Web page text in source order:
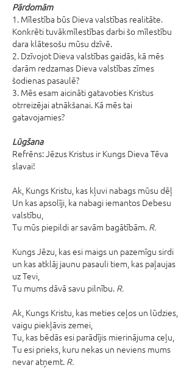
Pārdomām
1. Mīlestība būs Dieva valstības realitāte.
Konkrēti tuvākmīlestības darbi šo mīlestību
dara klātesošu mūsu dzīvē.
2. Dzīvojot Dieva valstības gaidās, kā mēs
darām redzamas Dieva valstības zīmes
šodienas pasaulē?
3. Mēs esam aicināti gatavoties Kristus
otrreizējai atnākšanai. Kā mēs tai
gatavojamies?
Lūgšana
Refrēns: Jēzus Kristus ir Kungs Dieva Tēva
slavai!
Ak, Kungs Kristu, kas kļuvi nabags mūsu dēļ
Un kas apsolīji, ka nabagi iemantos Debesu
valstību,
Tu mūs piepildi ar savām bagātībām. R.
Kungs Jēzu, kas esi maigs un pazemīgu sirdi
un kas atklāj jaunu pasauli tiem, kas paļaujas
uz Tevi,
Tu mums dāvā savu pilnību. R.
Ak, Kungs Kristu, kas meties ceļos un lūdzies,
vaigu piekļāvis zemei,
Tu, kas bēdās esi parādījis mierinājuma ceļu,
Tu esi prieks, kuru nekas un neviens mums
nevar atņemt. R.